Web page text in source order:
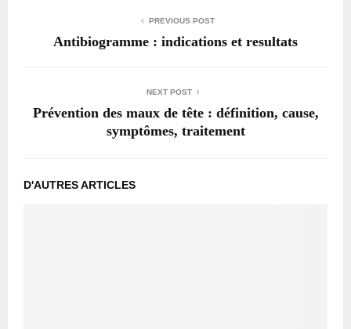
PREVIOUS POST
Antibiogramme : indications et resultats
NEXT POST
Prévention des maux de tête : définition, cause,
symptômes, traitement
D'AUTRES ARTICLES